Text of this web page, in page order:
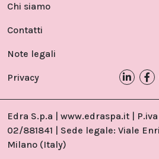
Chi siamo
Contatti
Note legali
Privacy
Edra S.p.a | www.edraspa.it |
02/881841 | Sede legale: Viale
Milano (Italy)